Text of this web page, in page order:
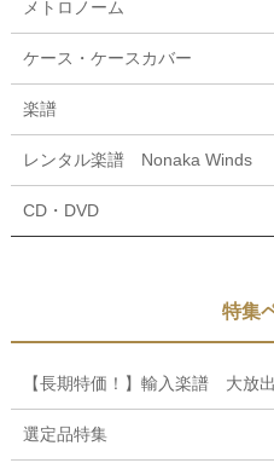
メトロノーム
ケース・ケースカバー
楽譜
レンタル楽譜 Nonaka Winds
CD・DVD
特集
【長期特価！】輸入楽譜 大放出
選定品特集